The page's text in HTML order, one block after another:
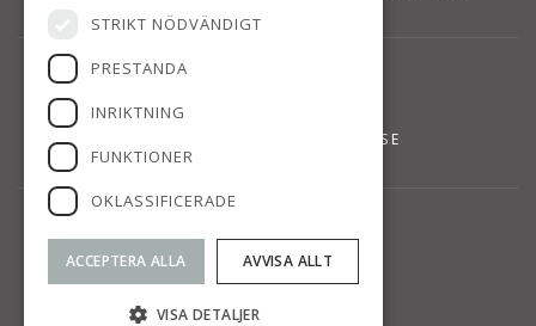
INFO@SUSANNEPERSSON.SE
SVÄRDVÄGEN 7
DANDERYD
KARTA
STRIKT NÖDVÄNDIGT
PRESTANDA
INRIKTNING
FUNKTIONER
OKLASSIFICERADE
ACCEPTERA ALLA AVVISA ALLT
VISA DETALJER